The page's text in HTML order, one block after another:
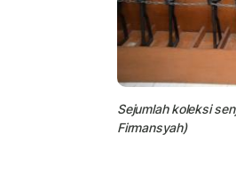
Sejumlah koleksi
Firmansyah)